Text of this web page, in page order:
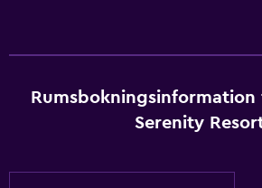
Rumsbokningsinformation
Serenity